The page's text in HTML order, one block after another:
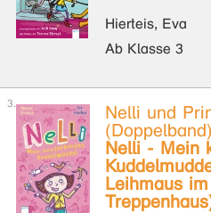
Hierteis, Eva
Ab Klasse 3
Nelli und
(Doppelband)
Nelli - Mein
Leihmaus im